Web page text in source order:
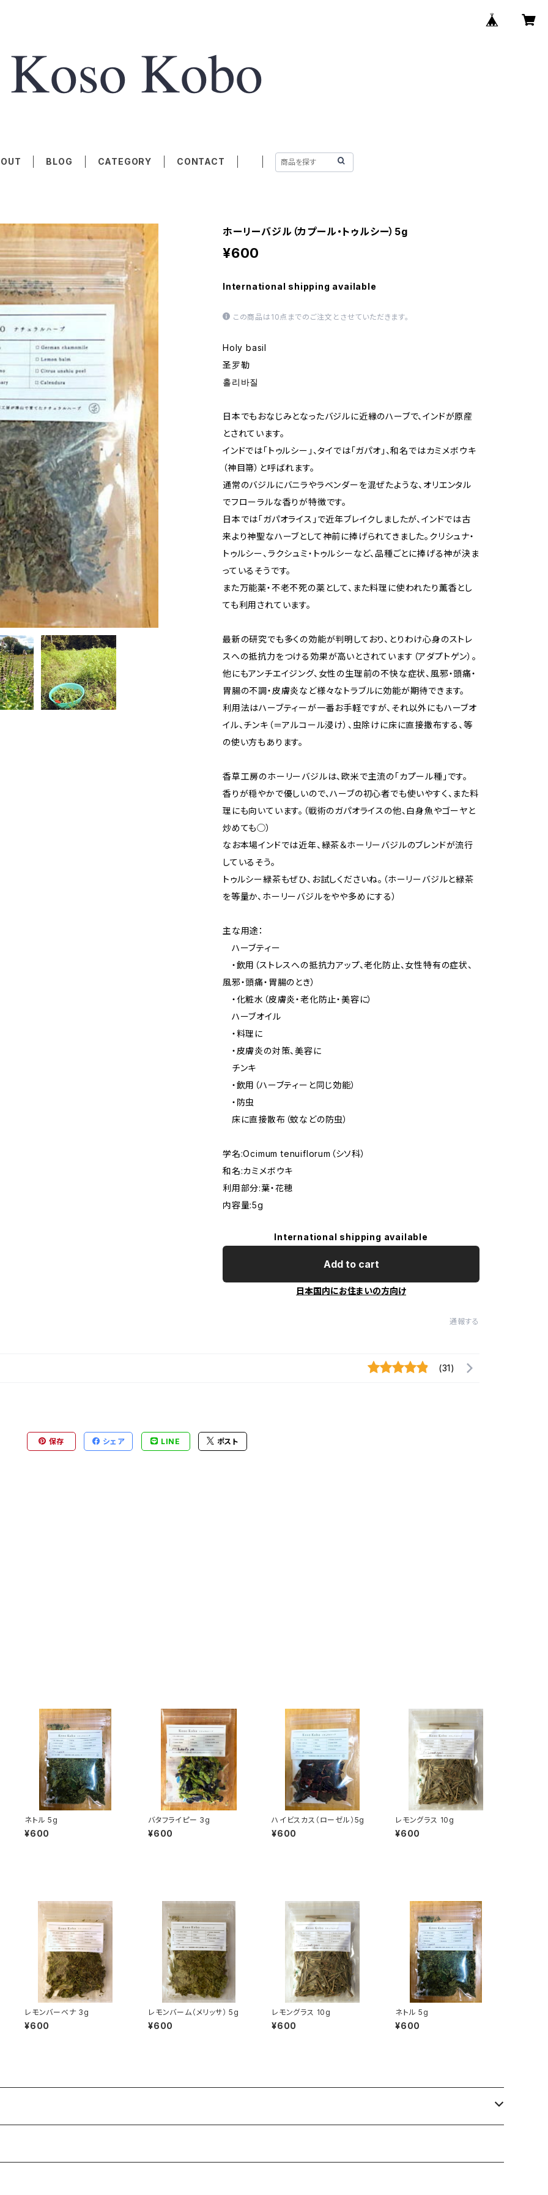
BLOG CATEGORY CONTACT
ホーリーバジル（カプール・トゥルシー）5g
¥600
International shipping available
この商品は10点までのご注文とさせていただきます。
Holy basil
圣罗勒
홀리바질
日本でもおなじみとなったバジルに近縁のハーブで、インドが原産
とされています。
インドでは「トゥルシー」、タイでは「ガパオ」、和名ではカミメボウキ
（神目箒）と呼ばれます。
通常のバジルにバニラやラベンダーを混ぜたような、オリエンタル
でフローラルな香りが特徴です。
日本では「ガパオライス」で近年ブレイクしましたが、インドでは古
来より神聖なハーブとして神前に捧げられてきました。クリシュナ・
トゥルシー、ラクシュミ・トゥルシーなど、品種ごとに捧げる神が決ま
っているそうです。
また万能薬・不老不死の薬として、また料理に使われたり薫香とし
ても利用されています。
最新の研究でも多くの効能が判明しており、とりわけ心身のストレ
スへの抵抗力をつける効果が高いとされています（アダプトゲン）。
他にもアンチエイジング、女性の生理前の不快な症状、風邪・頭痛・
胃腸の不調・皮膚炎など様々なトラブルに効能が期待できます。
利用法はハーブティーが一番お手軽ですが、それ以外にもハーブオ
イル、チンキ（＝アルコール浸け）、虫除けに床に直接撒布する、等
の使い方もあります。
香草工房のホーリーバジルは、欧米で主流の「カプール種」です。
香りが穏やかで優しいので、ハーブの初心者でも使いやすく、また料
理にも向いています。（戦術のガパオライスの他、白身魚やゴーヤと
炒めても◯）
なお本場インドでは近年、緑茶＆ホーリーバジルのブレンドが流行
しているそう。
トゥルシー緑茶もぜひ、お試しくださいね。（ホーリーバジルと緑茶
を等量か、ホーリーバジルをやや多めにする）
主な用途：
ハーブティー
・飲用（ストレスへの抵抗力アップ、老化防止、女性特有の症状、
風邪・頭痛・胃腸のとき）
・化粧水（皮膚炎・老化防止・美容に）
ハーブオイル
・料理に
・皮膚炎の対策、美容に
チンキ
・飲用（ハーブティーと同じ効能）
・防虫
床に直接散布（蚊などの防虫）
学名:Ocimum tenuiflorum（シソ科）
和名:カミメボウキ
利用部分:葉・花穂
内容量:5g
International shipping available
Add to cart
日本国内にお住まいの方向け
通報する
(31)
保存 シェア LINE ポスト
ネトル 5g
¥600
バタフライピー 3g
¥600
ハイビスカス（ローゼル）5g
¥600
レモングラス 10g
¥600
レモンバーベナ 3g
¥600
レモンバーム（メリッサ） 5g
¥600
レモングラス 10g
¥600
ネトル 5g
¥600